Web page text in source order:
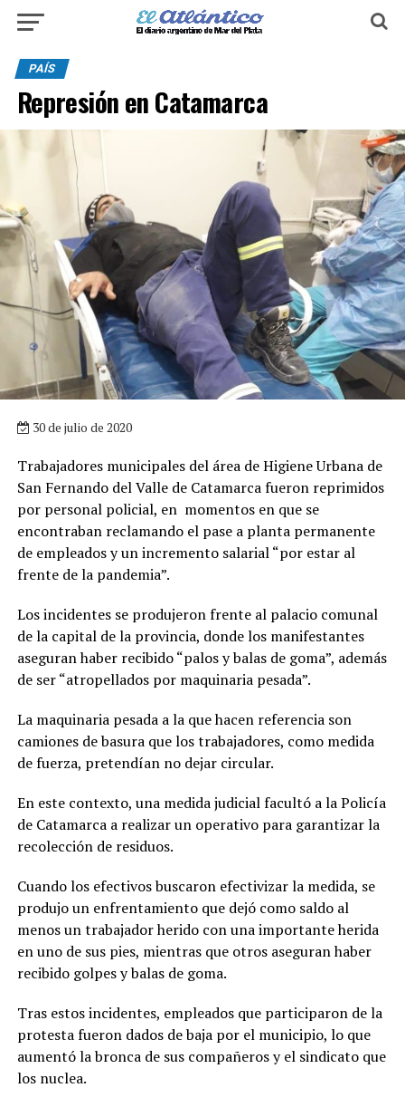
PAÍS
Represión en Catamarca
30 de julio de 2020
Trabajadores municipales del área de Higiene Urbana de
San Fernando del Valle de Catamarca fueron reprimidos
por personal policial, en momentos en que se
encontraban reclamando el pase a planta permanente
de empleados y un incremento salarial “por estar al
frente de la pandemia”.
Los incidentes se produjeron frente al palacio comunal
de la capital de la provincia, donde los manifestantes
aseguran haber recibido “palos y balas de goma”, además
de ser “atropellados por maquinaria pesada”.
La maquinaria pesada a la que hacen referencia son
camiones de basura que los trabajadores, como medida
de fuerza, pretendían no dejar circular.
En este contexto, una medida judicial facultó a la Policía
de Catamarca a realizar un operativo para garantizar la
recolección de residuos.
Cuando los efectivos buscaron efectivizar la medida, se
produjo un enfrentamiento que dejó como saldo al
menos un trabajador herido con una importante herida
en uno de sus pies, mientras que otros aseguran haber
recibido golpes y balas de goma.
Tras estos incidentes, empleados que participaron de la
protesta fueron dados de baja por el municipio, lo que
aumentó la bronca de sus compañeros y el sindicato que
los nuclea.